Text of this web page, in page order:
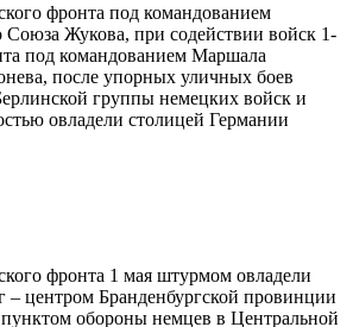
фронта под командованием
Жукова, при содействии войск 1-
под командованием Маршала
после упорных уличных боев
группы немецких войск и
овладели столицей Германии
фронта 1 мая штурмом овладели
– центром Бранденбургской провинции
обороны немцев в Центральной